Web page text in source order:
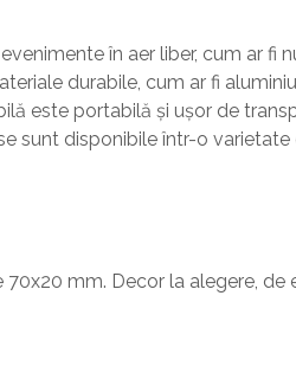
în aer liber, cum ar fi
durabile, cum ar fi
este portabilă și ușor de
sunt disponibile într-o varietate
mm. Decor la alegere, de